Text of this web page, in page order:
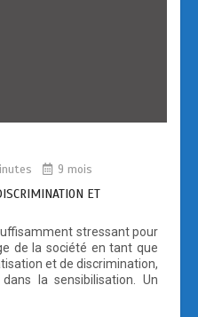
9 mois
ET
stressant pour
de la société en tant que
et de discrimination,
la sensibilisation. Un